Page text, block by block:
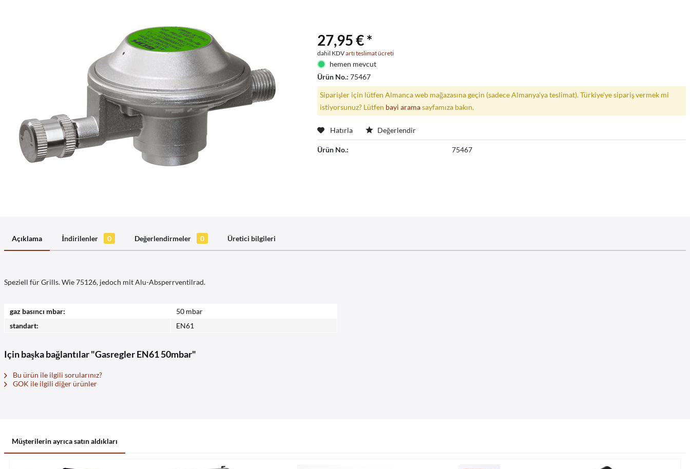
27,95 € *
dahil KDVartı teslimat ücreti
hemen mevcut
Ürün No.:75467
Siparişler için lütfen Almanca web mağazasına geçin (sadece Almanya'ya teslimat). Türkiye'ye sipariş vermek mi
istiyorsunuz? Lütfen bayi aramasayfamıza bakın.
Hatırla Değerlendir
Ürün No.: 75467
Açıklama İndirilenler 0 Değerlendirmeler 0 Üretici bilgileri
Speziell für Grills. Wie 75126, jedoch mit Alu-Absperrventilrad.
gaz basıncı mbar:
50 mbar
standart:
EN61
Için başka bağlantılar "Gasregler EN61 50mbar"
Bu ürün ile ilgili sorularınız?
GOK ile ilgili diğer ürünler
Müşterilerin ayrıca satın aldıkları